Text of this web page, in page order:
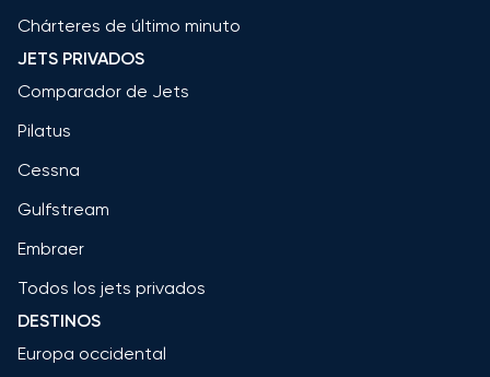
Chárteres de último minuto
JETS PRIVADOS
Comparador de Jets
Pilatus
Cessna
Gulfstream
Embraer
Todos los jets privados
DESTINOS
Europa occidental